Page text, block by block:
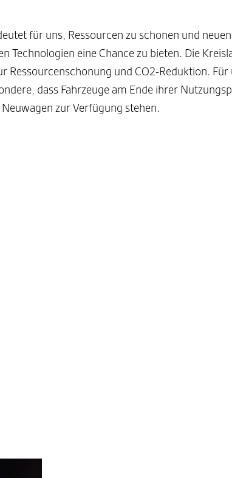
für uns, Ressourcen zu schonen und neuen,
Technologien eine Chance zu bieten. Die
Ressourcenschonung und CO2-Reduktion.
dass Fahrzeuge am Ende ihrer
zur Verfügung stehen.